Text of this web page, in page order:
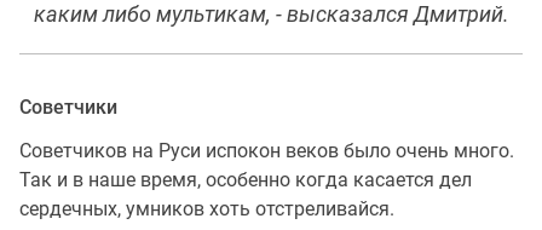
каким либо мультикам, - высказался Дмитрий.
Советчики
Советчиков на Руси испокон веков было очень много.
Так и в наше время, особенно когда касается дел
сердечных, умников хоть отстреливайся.